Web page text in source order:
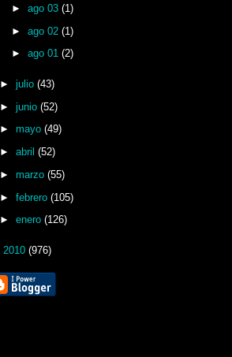
►ago 03(1)
►ago 02(1)
►ago 01(2)
► julio (43)
► junio (52)
► mayo (49)
► abril (52)
► marzo (55)
► febrero (105)
► enero (126)
2010 (976)